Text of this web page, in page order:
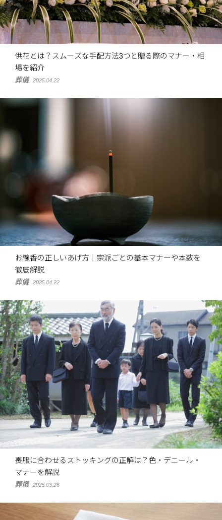
供花とは？スムーズな手配方法3つと贈る際のマナー・相
場を紹介
葬儀 2025.04.22
お線香の正しいあげ方｜宗派ごとの基本マナーや本数を
徹底解説
葬儀 2025.04.22
喪服に合わせるストッキングの正解は？色・デニール・
マナーを解説
葬儀 2025.03.26